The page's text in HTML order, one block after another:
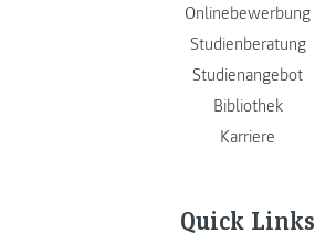
Onlinebewerbung
Studienberatung
Studienangebot
Bibliothek
Karriere
Quick Links